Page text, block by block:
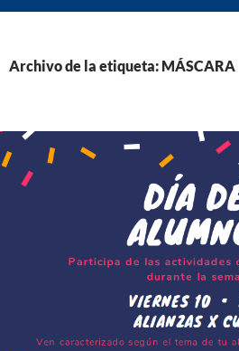
Archivo de la etiqueta: MÁSCARA